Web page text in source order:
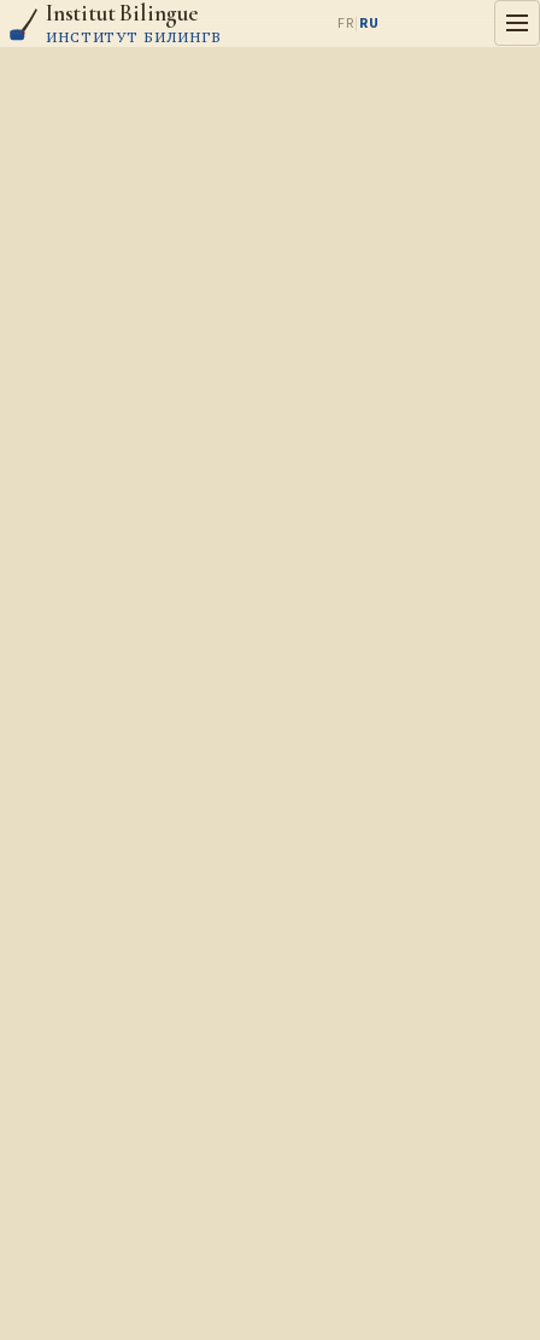
Aller au contenu
Institut Bilingue
ИНСТИТУТ БИЛИНГВ
FR|RU